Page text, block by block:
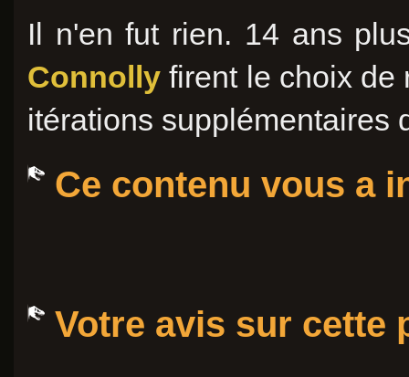
Il n'en fut rien. 14 ans
Connolly firent le choix de
itérations supplémentaires
Ce contenu vous a
Votre avis sur cette